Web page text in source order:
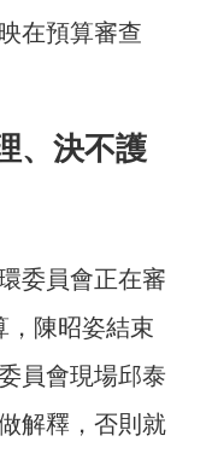
在預算審查
、決不護
委員會正在審
，陳昭姿結束
員會現場邱泰
解釋，否則就